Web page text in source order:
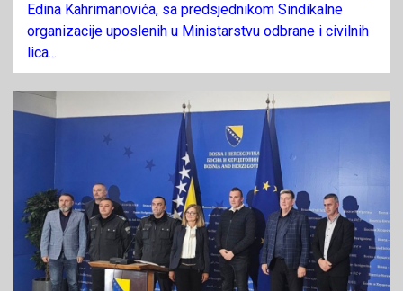
Edina Kahrimanovića, sa predsjednikom Sindikalne
organizacije uposlenih u Ministarstvu odbrane i civilnih
lica...